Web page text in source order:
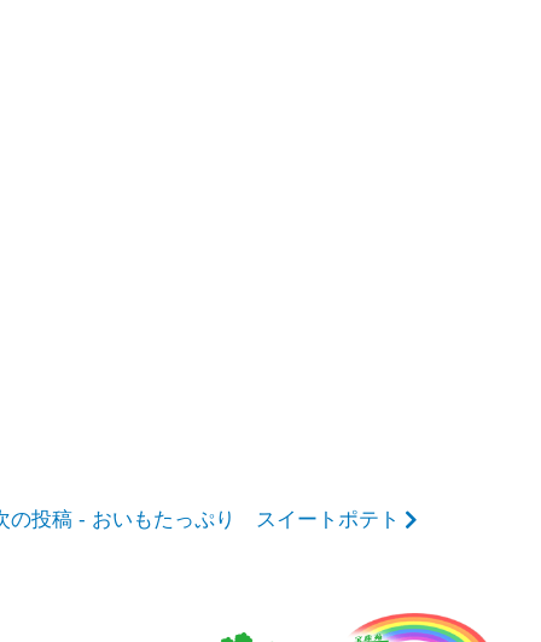
の投稿 - おいもたっぷり スイートポテト